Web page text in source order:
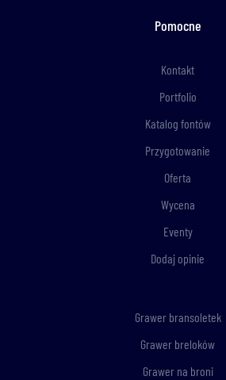
Pomocne
Kontakt
Portfolio
Katalog fontów
Przygotowanie
Oferta
Wycena
Eventy
Dodaj opinie
Grawer bransoletek
Grawer breloków
Grawer na broni